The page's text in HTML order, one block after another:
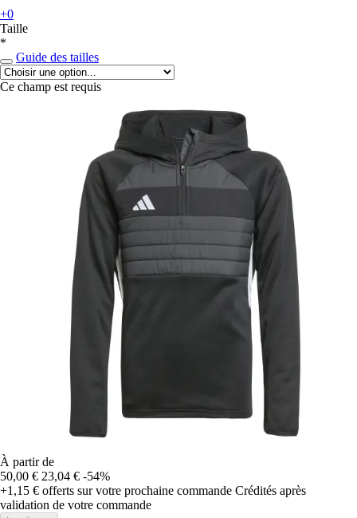
+0
Taille
*
Guide des tailles
Ce champ est requis
À partir de
50,00 € 23,04 € -54%
+1,15 € offerts sur votre prochaine commande Crédités après
validation de votre commande